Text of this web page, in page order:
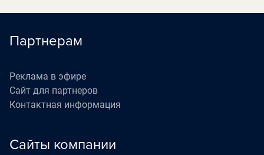
Партнерам
Реклама в эфире
Сайт для партнеров
Контактная информация
Сайты компании